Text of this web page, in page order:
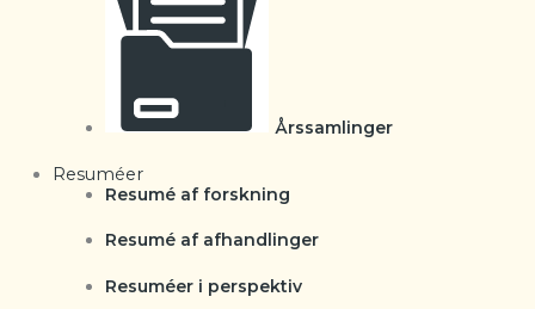
Årssamlinger
Resuméer
Resumé af forskning
Resumé af afhandlinger
Resuméer i perspektiv